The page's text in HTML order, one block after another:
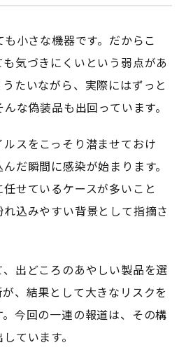
小さな機器です。だからこ
気づきにくいという弱点があ
たいながら、実際にはずっと
んな偽装品も出回っています。
スをこっそり潜ませておけ
だ瞬間に感染が始まります。
せているケースが多いこと
込みやすい背景として指摘さ
出どころのあやしい製品を選
、結果として大きなリスクを
今回の一連の報道は、その構
ています。